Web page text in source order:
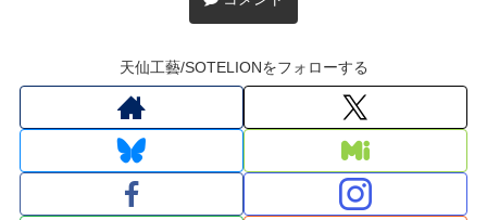
天仙工藝/SOTELIONをフォローする